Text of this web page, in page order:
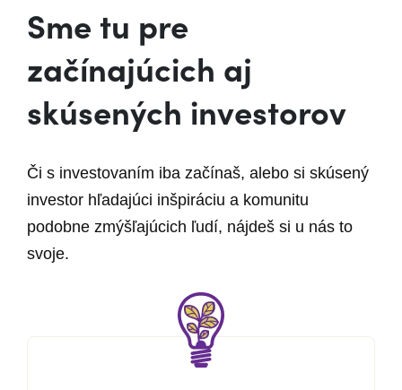
Sme tu pre
začínajúcich aj
skúsených investorov
Či s investovaním iba začínaš, alebo si skúsený
investor hľadajúci inšpiráciu a komunitu
podobne zmýšľajúcich ľudí, nájdeš si u nás to
svoje.